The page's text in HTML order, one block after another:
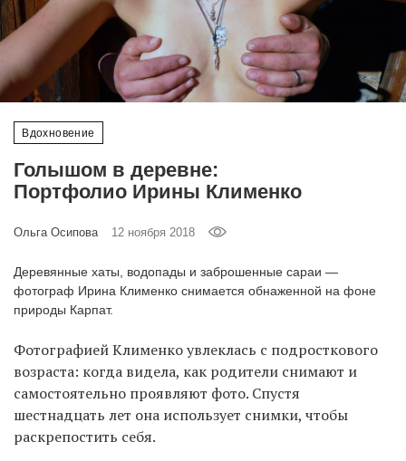
Вдохновение
Голышом в деревне:
Портфолио Ирины Клименко
Ольга Осипова 12 ноября 2018
Деревянные хаты, водопады и заброшенные сараи —
фотограф Ирина Клименко снимается обнаженной на фоне
природы Карпат.
Фотографией Клименко увлеклась с подросткового
возраста: когда видела, как родители снимают и
самостоятельно проявляют фото. Спустя
шестнадцать лет она использует снимки, чтобы
раскрепостить себя.